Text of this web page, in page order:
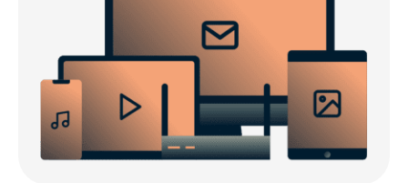
Internationales Streaming
Soziale Medien